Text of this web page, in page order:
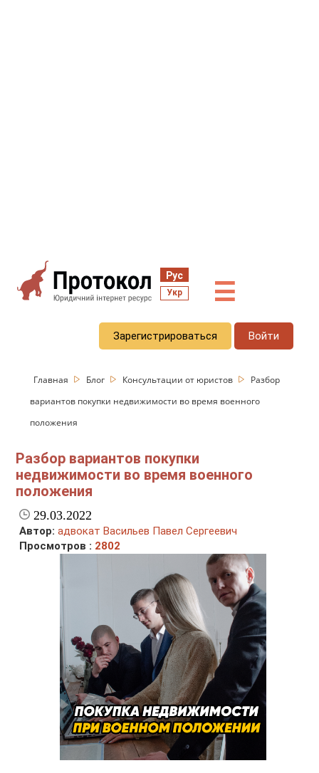
Рус
Укр ☰
Зарегистрироваться Войти
Главная Блог Консультации от юристов
Разбор
вариантов покупки недвижимости во время военного
положения
Разбор вариантов покупки
недвижимости во время военного
положения
29.03.2022
Автор: адвокат Васильев Павел Сергеевич
Просмотров : 2802